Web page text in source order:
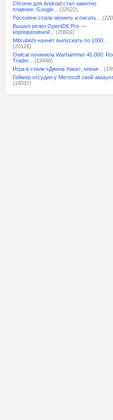
Chrome для Android стал заметно
плавнее: Google...
(22522)
Россияне стали звонить и писать...
Вышел релиз OpenIDE Pro —
корпоративной...
(20601)
Mitsubishi начнёт выпускать по 1000...
(20125)
Owlcat починила Warhammer 40,000:
Trader...
(19446)
Игра в стиле «Джона Уика», новая...
Геймер отсудил у Microsoft свой
(18037)